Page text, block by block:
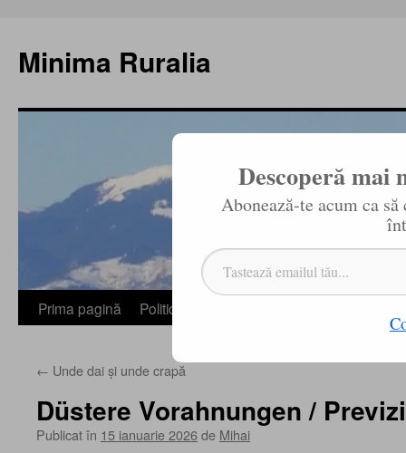
conținut
Minima Ruralia
Prima pagină Politică de confidențialitate
← Unde dai şi unde crapă
Düstere Vorahnungen /
Publicat în 15 ianuarie 2026de Mihai
Descoperă
Abonează-te acum ca
Tastează emailul tău...